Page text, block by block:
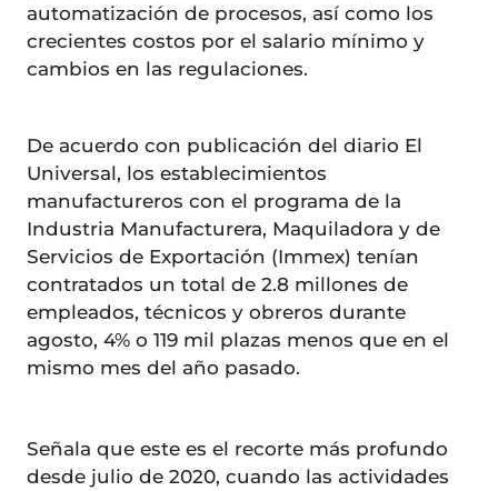
automatización de procesos, así como los
crecientes costos por el salario mínimo y
cambios en las regulaciones.
De acuerdo con publicación del diario El
Universal, los establecimientos
manufactureros con el programa de la
Industria Manufacturera, Maquiladora y de
Servicios de Exportación (Immex) tenían
contratados un total de 2.8 millones de
empleados, técnicos y obreros durante
agosto, 4% o 119 mil plazas menos que en el
mismo mes del año pasado.
Señala que este es el recorte más profundo
desde julio de 2020, cuando las actividades